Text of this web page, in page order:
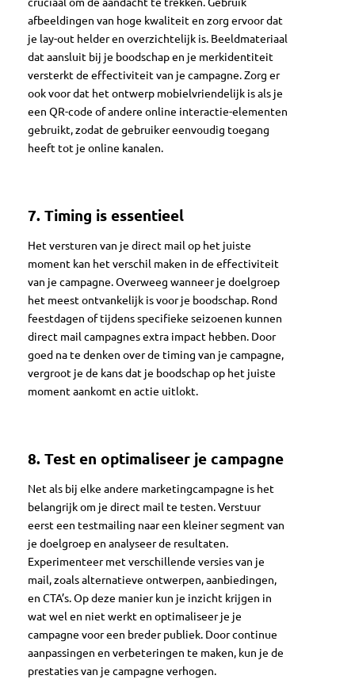
afbeeldingen van hoge kwaliteit en zorg ervoor dat
je lay-out helder en overzichtelijk is. Beeldmateriaal
dat aansluit bij je boodschap en je merkidentiteit
versterkt de effectiviteit van je campagne. Zorg er
ook voor dat het ontwerp mobielvriendelijk is als je
een QR-code of andere online interactie-elementen
gebruikt, zodat de gebruiker eenvoudig toegang
heeft tot je online kanalen.
7. Timing is essentieel
Het versturen van je direct mail op het juiste
moment kan het verschil maken in de effectiviteit
van je campagne. Overweeg wanneer je doelgroep
het meest ontvankelijk is voor je boodschap. Rond
feestdagen of tijdens specifieke seizoenen kunnen
direct mail campagnes extra impact hebben. Door
goed na te denken over de timing van je campagne,
vergroot je de kans dat je boodschap op het juiste
moment aankomt en actie uitlokt.
8. Test en optimaliseer je campagne
Net als bij elke andere marketingcampagne is het
belangrijk om je direct mail te testen. Verstuur
eerst een testmailing naar een kleiner segment van
je doelgroep en analyseer de resultaten.
Experimenteer met verschillende versies van je
mail, zoals alternatieve ontwerpen, aanbiedingen,
en CTA’s. Op deze manier kun je inzicht krijgen in
wat wel en niet werkt en optimaliseer je je
campagne voor een breder publiek. Door continue
aanpassingen en verbeteringen te maken, kun je de
prestaties van je campagne verhogen.